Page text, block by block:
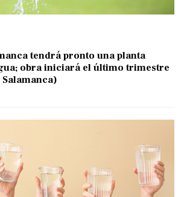
tendrá pronto una planta
obra iniciará el último trimestre
Salamanca)